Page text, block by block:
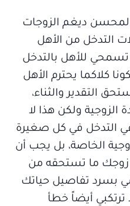
ديغم الزوجات
التدخل من الأهل
تسمحي للأهل بالتدخل
كلاكما يحترم الأهل
التقدير والثناء،
الزوجية ولكن هذا لا
التدخل في كل صغيرة
الخاصة، بل يجب أن
ما تستحقه من
بسرد تفاصيل حياتك
ترتكبي أيضاً خطأ